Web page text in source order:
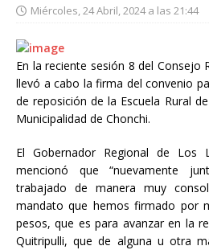
Miércoles, 24 Abril, 2024 a las 21:44
En la reciente sesión 8 del Consejo
llevó a cabo la firma del convenio
de reposición de la Escuela Rural
Municipalidad de Chonchi.
El Gobernador Regional de Los
mencionó que “nuevamente
trabajado de manera muy
mandato que hemos firmado por
pesos, que es para avanzar en la
Quitripulli, que de alguna u otra